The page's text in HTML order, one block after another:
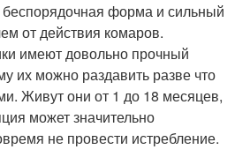
беспорядочная форма и сильный
от действия комаров.
имеют довольно прочный
их можно раздавить разве что
Живут они от 1 до 18 месяцев,
может значительно
не провести истребление.